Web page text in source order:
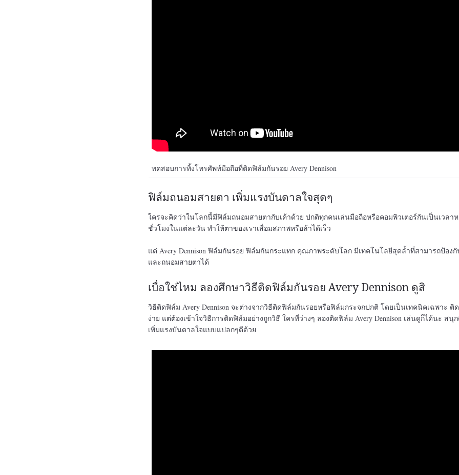
ทดสอบการทิ้งโทรศัพท์มือถือที่ติดฟิล์มกันรอย Avery Dennison
ฟิล์มถนอมสายตา เพิ่มแรงบันดาลใจสุดๆ
ใครจะคิดว่าในโลกนี้มีฟิล์มถนอมสายตากับเค้าด้วย ปกติทุกคนเล่นมือถือหรือคอมพิวเตอร์กันเป็นเวลา
ชั่วโมงในแต่ละวัน ทำให้ตาของเราเสื่อมสภาพหรือล้าได้เร็ว
แต่ Avery Dennison ฟิล์มกันรอย ฟิล์มกันกระแทก คุณภาพระดับโลก มีเทคโนโลยีสุดล้ำที่สามารถป้องกั
และถนอมสายตาได้
เบื่อใช่ไหม ลองศึกษาวิธีติดฟิล์มกันรอย Avery Dennison ดูสิ
วิธีติดฟิล์ม Avery Dennison จะต่างจากวิธีติดฟิล์มกันรอยหรือฟิล์มกระจกปกติ โดยเป็นเทคนิคเฉพาะ ติ
ง่าย แต่ต้องเข้าใจวิธีการติดฟิล์มอย่างถูกวิธี ใครที่ว่างๆ ลองติดฟิล์ม Avery Dennison เล่นดูก็ได้นะ สนุ
เพิ่มแรงบันดาลใจแบบแปลกๆดีด้วย